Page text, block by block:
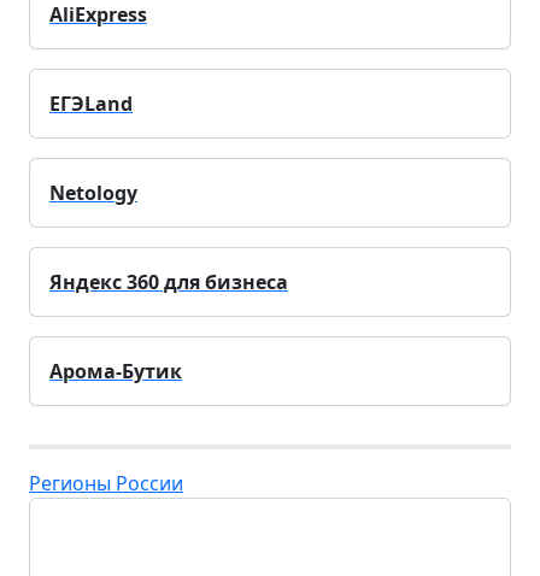
AliExpress
ЕГЭLand
Netology
Яндекс 360 для бизнеса
Арома-Бутик
Регионы России